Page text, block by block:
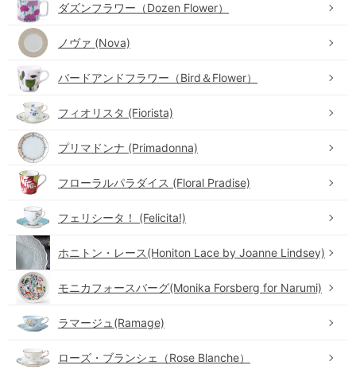
ダズンフラワー（Dozen Flower）
ノヴァ (Nova)
バードアンドフラワー（Bird＆Flower）
フィオリスタ (Fiorista)
プリマドンナ (Primadonna)
フローラルパラダイス (Floral Pradise)
フェリシータ！ (Felicita!)
ホニトン・レース(Honiton Lace by Joanne Lindsey)
モニカフォースバーグ(Monika Forsberg for Narumi)
ラマージュ(Ramage)
ローズ・ブランシェ（Rose Blanche）